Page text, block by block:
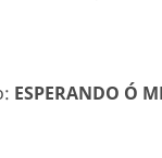
ESPERANDO Ó